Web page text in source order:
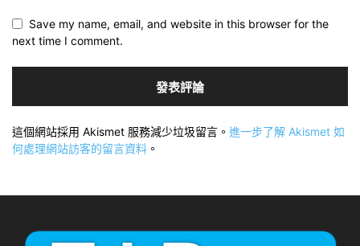
Save my name, email, and website in this browser for the
next time I comment.
這個網站採用 Akismet 服務減少垃圾留言。 進一步了解 Akismet 如
何處理網站訪客的留言資料 。